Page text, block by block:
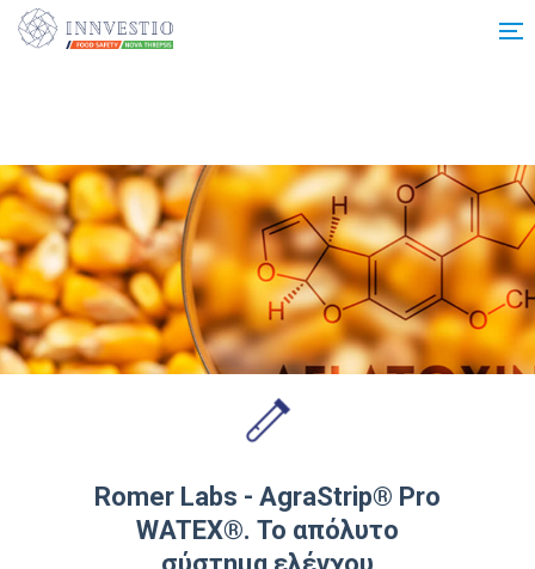
Additionally, paste this code immediately after the opening tag:
Romer Labs - AgraStrip® Pro
WATEX®. Το απόλυτο